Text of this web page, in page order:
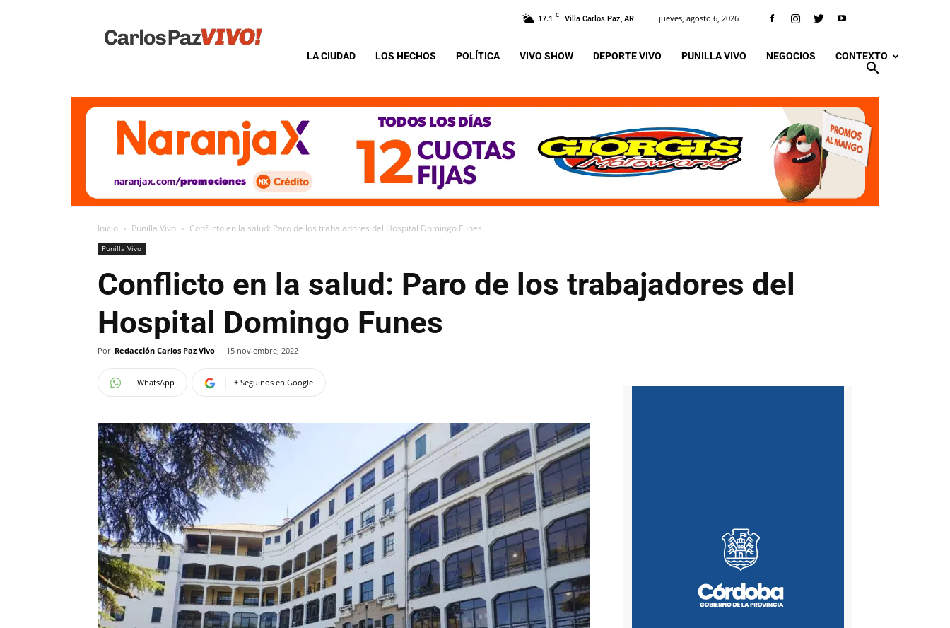
Vivo
17.1 C Villa Carlos Paz, AR jueves, agosto 6, 2026
LA CIUDAD LOS HECHOS POLÍTICA VIVO SHOW DEPORTE VIVO PUNILLA VIVO NEGOCIOS CONTEXTO
Inicio Punilla Vivo Conflicto en la salud: Paro de los trabajadores del Hospital Domingo Funes
Punilla Vivo
Conflicto en la salud: Paro de los trabajadores del
Hospital Domingo Funes
Por Redacción Carlos Paz Vivo - 15 noviembre, 2022
WhatsApp + Seguinos en Google